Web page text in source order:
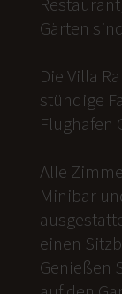
Gärten
Die Villa
stündige
Flughafen
Alle
Minibar
einen
Genießen